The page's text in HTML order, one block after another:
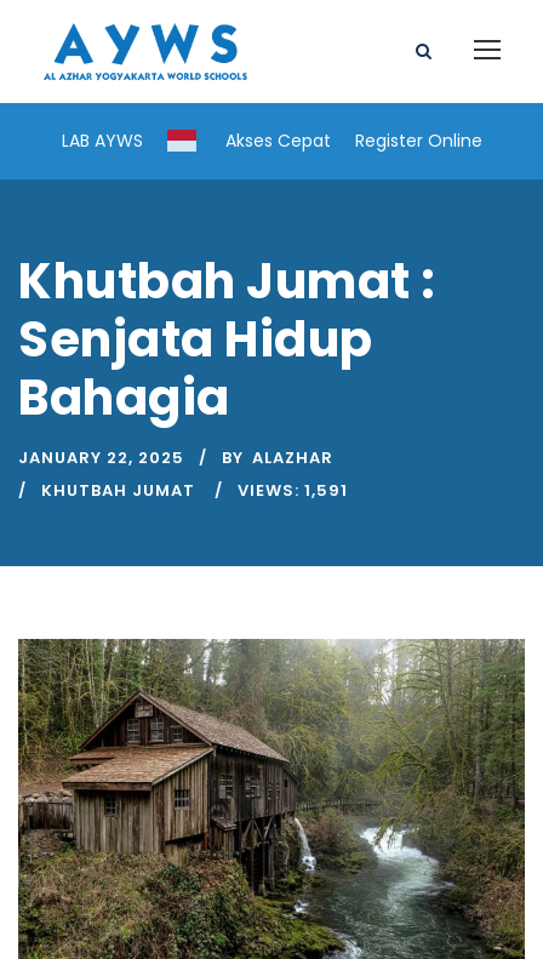
LAB AYWS Akses Cepat Register Online
Khutbah Jumat :
Senjata Hidup
Bahagia
JANUARY 22, 2025 BY ALAZHAR
KHUTBAH JUMAT
VIEWS: 1,591